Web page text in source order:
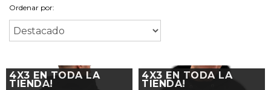
Ordenar por:
4X3 EN TODA LA
TIENDA!
4X3 EN TODA LA
TIENDA!